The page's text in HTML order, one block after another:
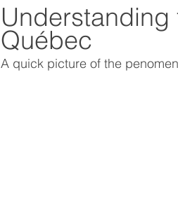
Québec
A quick picture of the